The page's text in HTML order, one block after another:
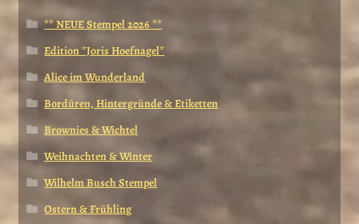
** NEUE Stempel 2026 **
Edition *Joris Hoefnagel*
Alice im Wunderland
Bordüren, Hintergründe & Etiketten
Brownies & Wichtel
Weihnachten & Winter
Wilhelm Busch Stempel
Ostern & Frühling